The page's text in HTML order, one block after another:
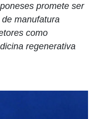
promete ser
manufatura
como
regenerativa